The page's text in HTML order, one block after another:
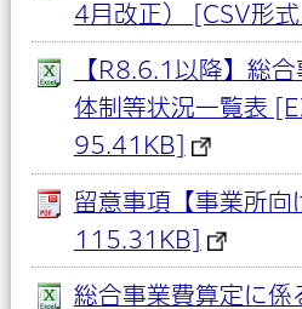
4月改正） [CSV形
【R8.6.1以降】総
体制等状況一覧表
95.41KB]
留意事項【事業所向
115.31KB]
総合事業費算定に係